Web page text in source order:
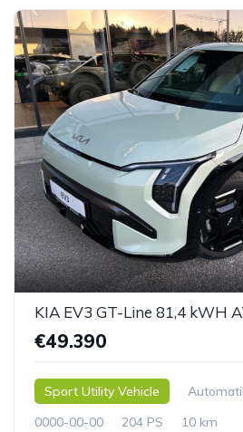
KIA EV3 GT-Line 81,4 kWH
€49.390
Sport Utility Vehicle
0000-00-00
204 PS 10 km